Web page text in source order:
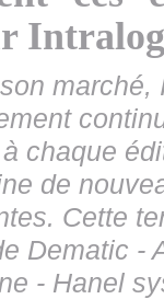
chaque
de
Cette
Dematic -
- Hanel